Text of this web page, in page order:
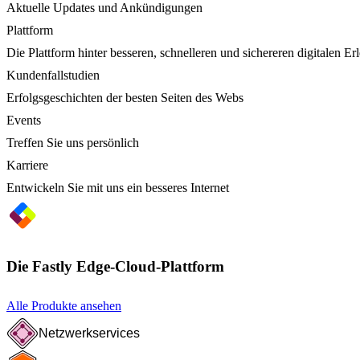
Aktuelle Updates und Ankündigungen
Plattform
Die Plattform hinter besseren, schnelleren und sichereren digitalen
Kundenfallstudien
Erfolgsgeschichten der besten Seiten des Webs
Events
Treffen Sie uns persönlich
Karriere
Entwickeln Sie mit uns ein besseres Internet
Die Fastly Edge-Cloud-Plattform
Alle Produkte ansehen
Netzwerkservices